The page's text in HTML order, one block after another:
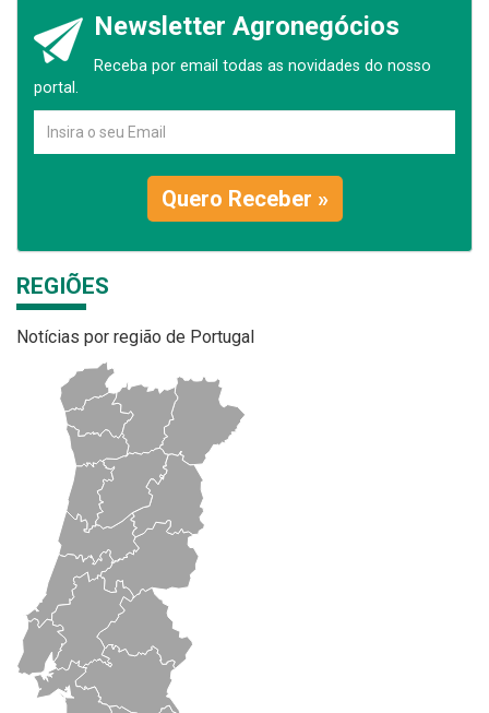
Newsletter Agronegócios
Receba por email todas as novidades do nosso
portal.
Quero Receber »
REGIÕES
Notícias por região de Portugal